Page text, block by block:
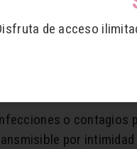
no hay ninguna
por el
excitación en
de su esposa, y lo
o contagios
por intimidad
de acceso